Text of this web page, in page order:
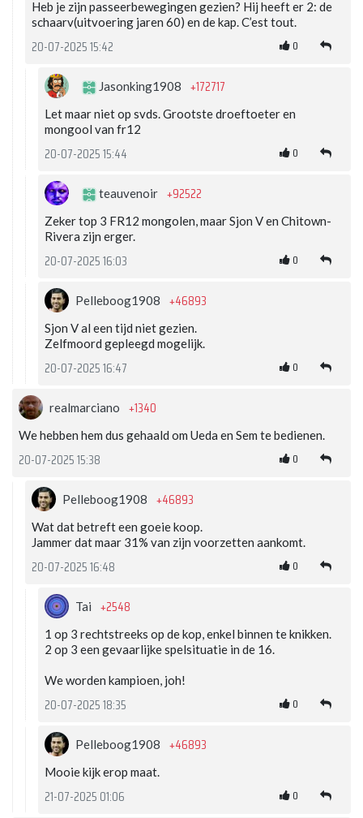
Heb je zijn passeerbewegingen gezien? Hij heeft er 2: de
schaarv(uitvoering jaren 60) en de kap. C’est tout.
20-07-2025 15:42 0
Jasonking1908 +172717
Let maar niet op svds. Grootste droeftoeter en
mongool van fr12
20-07-2025 15:44 0
teauvenoir +92522
Zeker top 3 FR12 mongolen, maar Sjon V en Chitown-
Rivera zijn erger.
20-07-2025 16:03 0
Pelleboog1908 +46893
Sjon V al een tijd niet gezien.
Zelfmoord gepleegd mogelijk.
20-07-2025 16:47 0
realmarciano +1340
We hebben hem dus gehaald om Ueda en Sem te bedienen.
20-07-2025 15:38 0
Pelleboog1908 +46893
Wat dat betreft een goeie koop.
Jammer dat maar 31% van zijn voorzetten aankomt.
20-07-2025 16:48 0
Tai +2548
1 op 3 rechtstreeks op de kop, enkel binnen te knikken.
2 op 3 een gevaarlijke spelsituatie in de 16.
We worden kampioen, joh!
20-07-2025 18:35 0
Pelleboog1908 +46893
Mooie kijk erop maat.
21-07-2025 01:06 0